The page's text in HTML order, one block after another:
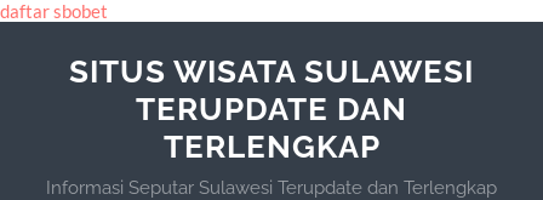
daftar sbobet
SITUS WISATA SULAWESI
TERUPDATE DAN
TERLENGKAP
Informasi Seputar Sulawesi Terupdate dan Terlengkap